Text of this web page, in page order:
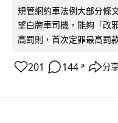
規管網約車法例大部分條
望白牌車司機，能夠「改
高罰則，首次定罪最高罰
201 144 ↗ 分